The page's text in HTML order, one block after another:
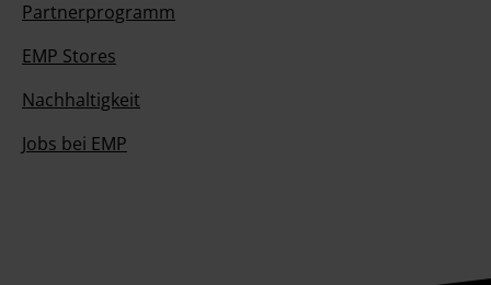
Partnerprogramm
EMP Stores
Nachhaltigkeit
Jobs bei EMP